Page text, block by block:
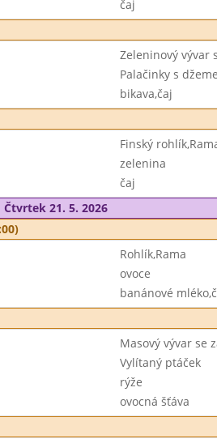
čaj
Zeleninový vývar
Palačinky s
bikava,čaj
Finský
zelenina
čaj
Čtvrtek 21. 5. 2026
Rohlík,Rama
ovoce
banánové
Masový vývar se
Vylítaný ptáček
rýže
ovocná šťáva